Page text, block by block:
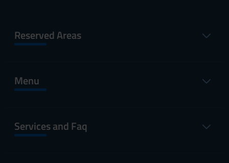
Reserved Areas
Menu
Services and Faq